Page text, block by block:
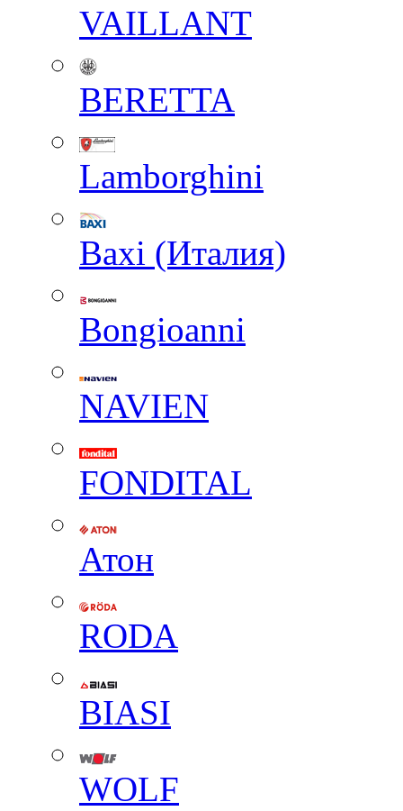
VAILLANT
BERETTA
Lamborghini
Baxi (Италия)
Вongioanni
NAVIEN
FONDITAL
Атон
RODA
BIASI
WOLF